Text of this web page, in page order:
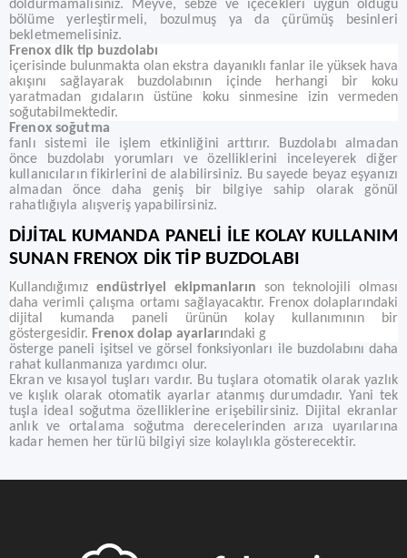
doldurmamalısınız. Meyve, sebze ve içecekleri uygun olduğu
bölüme yerleştirmeli, bozulmuş ya da çürümüş besinleri
bekletmemelisiniz.
Frenox dik tip buzdolabı
içerisinde bulunmakta olan ekstra dayanıklı fanlar ile yüksek hava
akışını sağlayarak buzdolabının içinde herhangi bir koku
yaratmadan gıdaların üstüne koku sinmesine izin vermeden
soğutabilmektedir.
Frenox soğutma
fanlı sistemi ile işlem etkinliğini arttırır. Buzdolabı almadan
önce buzdolabı yorumları ve özelliklerini inceleyerek diğer
kullanıcıların fikirlerini de alabilirsiniz. Bu sayede beyaz eşyanızı
almadan önce daha geniş bir bilgiye sahip olarak gönül
rahatlığıyla alışveriş yapabilirsiniz.
DİJİTAL KUMANDA PANELİ İLE KOLAY KULLANIM
SUNAN FRENOX DİK TİP BUZDOLABI
Kullandığımız endüstriyel ekipmanların son teknolojili olması
daha verimli çalışma ortamı sağlayacaktır. Frenox dolaplarındaki
dijital kumanda paneli ürünün kolay kullanımının bir
göstergesidir. Frenox dolap ayarlarındaki g
österge paneli işitsel ve görsel fonksiyonları ile buzdolabını daha
rahat kullanmanıza yardımcı olur.
Ekran ve kısayol tuşları vardır. Bu tuşlara otomatik olarak yazlık
ve kışlık olarak otomatik ayarlar atanmış durumdadır. Yani tek
tuşla ideal soğutma özelliklerine erişebilirsiniz. Dijital ekranlar
anlık ve ortalama soğutma derecelerinden arıza uyarılarına
kadar hemen her türlü bilgiyi size kolaylıkla gösterecektir.